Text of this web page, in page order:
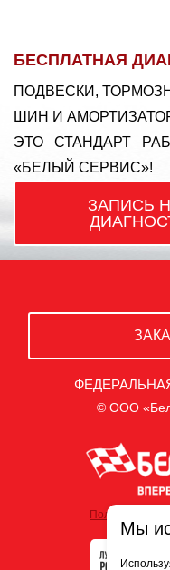
БЕСПЛАТНАЯ
ПОДВЕСКИ,
ШИН И
ЭТО СТАНДАРТ
«БЕЛЫЙ СЕРВИС»!
ЗАПИСЬ
© ООО
Политика
Мы